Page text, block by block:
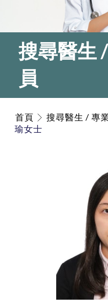
搜尋醫生
員
首頁 搜尋醫生 / 專
瑜女士